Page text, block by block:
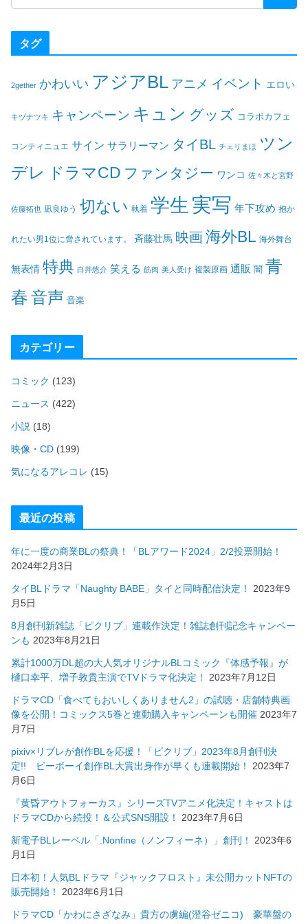
タグ
2gether かわいい アジアBL アニメ イベント エロい
キヅナツキ キャンペーン キュン グッズ コラボカフェ
コンティニュエ サイン サラリーマン タイBL チェリまほ ツン
デレ ドラマCD ファンタジー ワンコ 佐々木と宮野
佐藤拓也 凪良ゆう 切ない 執着 学生 実写 年下攻め 抱か
れたい男1位に脅されています。 斉藤壮馬 映画海外BL 海外舞台
無表情 特典 白井悠介 笑える 筋肉 美人受け 複製原画 通販 闇 青
春音声 音楽
カテゴリー
コミック (123)
ニュース (422)
小説 (18)
映像・CD (199)
気になるアレコレ (15)
最近の投稿
年に一度の商業BLの祭典！「BLアワード2024」2/2投票開始！
2024年2月3日
タイBLドラマ「Naughty BABE」タイと同時配信決定！
2023年9
月5日
8月創刊新雑誌「ピクリブ」連載作決定！雑誌創刊記念キャンペー
ンも 2023年8月21日
累計1000万DL超の大人気オリジナルBLコミック『体感予報』が
樋口幸平、増子敦貴主演でTVドラマ化決定！
2023年7月12日
ドラマCD「食べてもおいしくありません2」の試聴・店舗特典画
像を公開！コミックス5巻と連動購入キャンペーンも開催 2023年7
月7日
pixiv×リブレが創作BLを応援！「ピクリブ」2023年8月創刊決
定!! ビーボーイ創作BL大賞出身作が早くも連載開始！
2023年7
月6日
『黄昏アウトフォーカス』シリーズTVアニメ化決定！キャストは
ドラマCDから続投！＆公式SNS開設！
2023年7月6日
新電子BLレーベル「.Nonfine（ノンフィーネ）」創刊！
2023年6
月1日
日本初！人気BLドラマ『ジャックフロスト』未公開カットNFTの
販売開始！
2023年6月1日
ドラマCD「かわにさざなみ」貴方の虜編(澄谷ゼニコ) 豪華盤の